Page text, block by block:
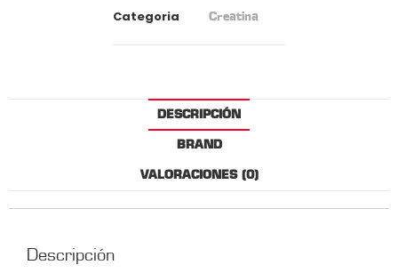
Categoria
Creatina
DESCRIPCIÓN
BRAND
VALORACIONES (0)
Descripción